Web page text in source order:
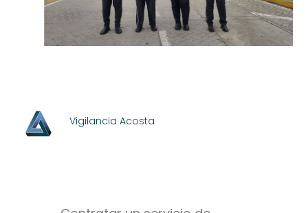
Vigilancia Acosta